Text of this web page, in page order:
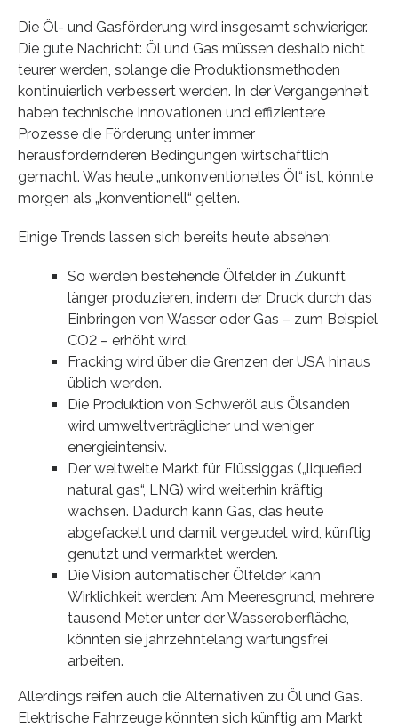
Die Öl- und Gasförderung wird insgesamt schwieriger.
Die gute Nachricht: Öl und Gas müssen deshalb nicht
teurer werden, solange die Produktionsmethoden
kontinuierlich verbessert werden. In der Vergangenheit
haben technische Innovationen und effizientere
Prozesse die Förderung unter immer
herausfordernderen Bedingungen wirtschaftlich
gemacht. Was heute „unkonventionelles Öl“ ist, könnte
morgen als „konventionell“ gelten.
Einige Trends lassen sich bereits heute absehen:
So werden bestehende Ölfelder in Zukunft
länger produzieren, indem der Druck durch das
Einbringen von Wasser oder Gas – zum Beispiel
CO2 – erhöht wird.
Fracking wird über die Grenzen der USA hinaus
üblich werden.
Die Produktion von Schweröl aus Ölsanden
wird umweltverträglicher und weniger
energieintensiv.
Der weltweite Markt für Flüssiggas („liquefied
natural gas“, LNG) wird weiterhin kräftig
wachsen. Dadurch kann Gas, das heute
abgefackelt und damit vergeudet wird, künftig
genutzt und vermarktet werden.
Die Vision automatischer Ölfelder kann
Wirklichkeit werden: Am Meeresgrund, mehrere
tausend Meter unter der Wasseroberfläche,
könnten sie jahrzehntelang wartungsfrei
arbeiten.
Allerdings reifen auch die Alternativen zu Öl und Gas.
Elektrische Fahrzeuge könnten sich künftig am Markt